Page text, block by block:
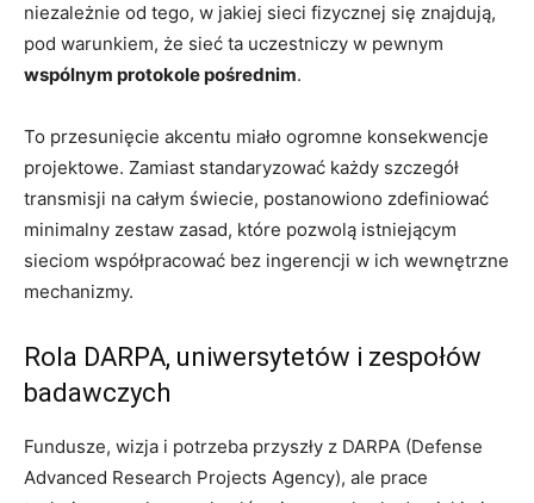
niezależnie od tego, w jakiej sieci fizycznej się znajdują,
pod warunkiem, że sieć ta uczestniczy w pewnym
wspólnym protokole pośrednim.
To przesunięcie akcentu miało ogromne konsekwencje
projektowe. Zamiast standaryzować każdy szczegół
transmisji na całym świecie, postanowiono zdefiniować
minimalny zestaw zasad, które pozwolą istniejącym
sieciom współpracować bez ingerencji w ich wewnętrzne
mechanizmy.
Rola DARPA, uniwersytetów i zespołów
badawczych
Fundusze, wizja i potrzeba przyszły z DARPA (Defense
Advanced Research Projects Agency), ale prace